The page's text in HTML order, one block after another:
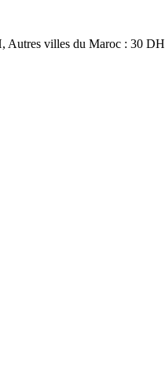
Autres villes du Maroc : 30 DH